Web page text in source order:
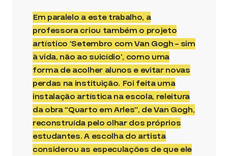
Em paralelo a este trabalho, a
professora criou também o projeto
artístico ‘Setembro com Van Gogh – sim
à vida, não ao suicídio’, como uma
forma de acolher alunos e evitar novas
perdas na instituição. Foi feita uma
instalação artística na escola, releitura
da obra “Quarto em Arles”, de Van Gogh,
reconstruída pelo olhar dos próprios
estudantes. A escolha do artista
considerou as especulações de que ele